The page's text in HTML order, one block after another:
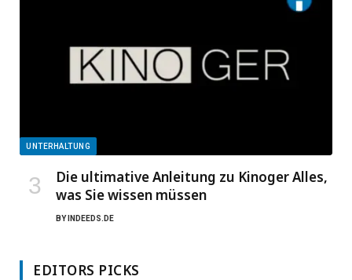
UNTERHALTUNG
Die ultimative Anleitung zu Kinoger Alles,
was Sie wissen müssen
BY INDEEDS.DE
EDITORS PICKS